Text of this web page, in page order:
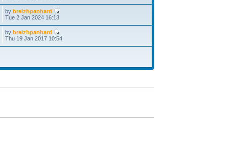
bybreizhpanhard
Tue 2 Jan 2024 16:13
bybreizhpanhard
Thu 19 Jan 2017 10:54